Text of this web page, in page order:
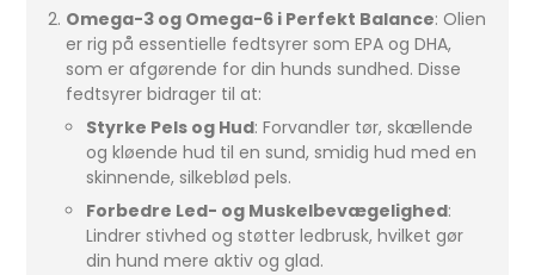
Omega-3 og Omega-6 i Perfekt Balance: Olien
er rig på essentielle fedtsyrer som EPA og DHA,
som er afgørende for din hunds sundhed. Disse
fedtsyrer bidrager til at:
Styrke Pels og Hud: Forvandler tør, skællende
og kløende hud til en sund, smidig hud med en
skinnende, silkeblød pels.
Forbedre Led- og Muskelbevægelighed:
Lindrer stivhed og støtter ledbrusk, hvilket gør
din hund mere aktiv og glad.